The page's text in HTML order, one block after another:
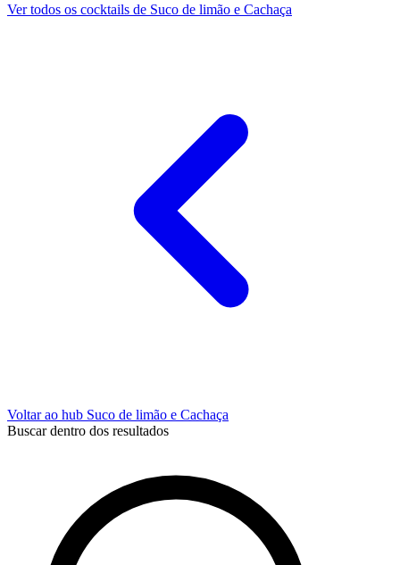
Ver todos os cocktails de Suco de limão e Cachaça
Voltar ao hub Suco de limão e Cachaça
Buscar dentro dos resultados